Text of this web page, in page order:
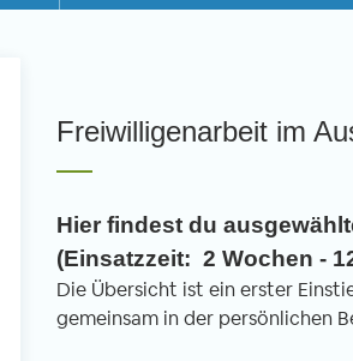
Freiwilligenarbeit im
Hier findest du
(Einsatzzeit: 2 Wochen -
Die Übersicht ist ein erster
gemeinsam in der persönlichen